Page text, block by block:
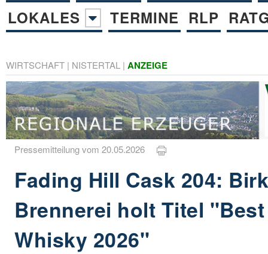
LOKALES
TERMINE RLP
WIRTSCHAFT | NISTERTAL | ANZEIGE
Pressemitteilung vom 20.05.2026
Fading Hill Cask 204:
Brennerei holt Titel
Whisky 2026"